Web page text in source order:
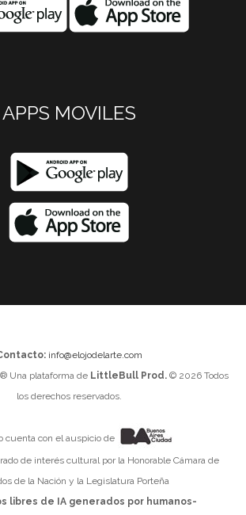
APPS MOVILES
info@elojodelarte.com
Una plataforma de LittleBull Prod.© 2026 Todos
los derechos reservados.
cuenta con el auspicio de
de interés cultural por la Honorable Cámara de
de la Nación y la Legislatura Porteña
libres de IA generados por humanos-